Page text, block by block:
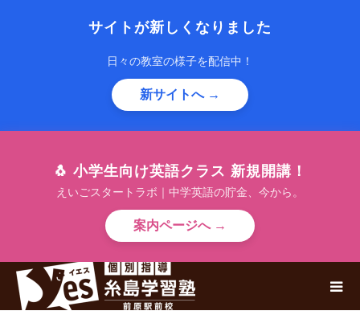
サイトが新しくなりました
日々の教室の様子を配信中！
新サイトへ →
🐧 小学生向け英語クラス 新規開講！
えいごスタートラボ｜中学英語の貯金、今から。
案内ページへ →